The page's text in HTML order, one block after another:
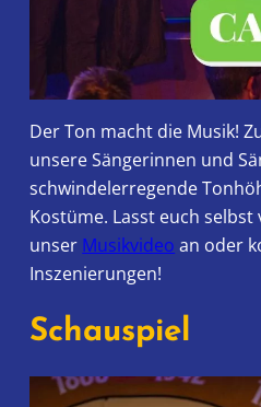
Der Ton macht die Musik!
unsere Sängerinnen und
schwindelerregende
Kostüme. Lasst euch
unser Musikvideo an oder
Inszenierungen!
Schauspiel